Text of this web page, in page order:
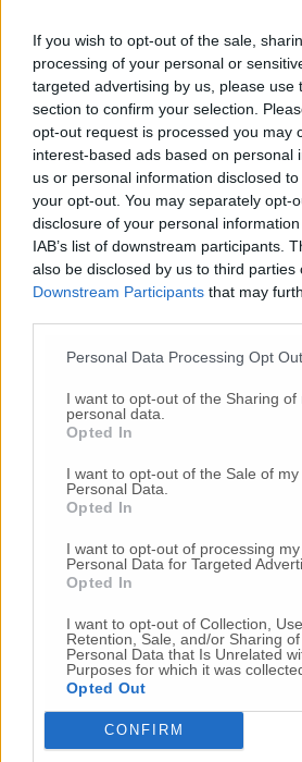
If you wish to opt-out of the sale,
processing of your personal or
targeted advertising by us, please use
section to confirm your selection.
opt-out request is processed you may
interest-based ads based on personal
us or personal information disclosed
your opt-out. You may separately opt-
disclosure of your personal
IAB’s list of downstream participants.
also be disclosed by us to third parties
Downstream Participants that may
Personal Data Processing Opt
I want to opt-out of the Sharing of
personal data.
Opted In
I want to opt-out of the Sale of my
Personal Data.
Opted In
I want to opt-out of processing my
Personal Data for Targeted
Opted In
I want to opt-out of Collection, Use,
Retention, Sale, and/or Sharing
Personal Data that Is Unrelated
Purposes for which it was
Opted Out
CONFIRM
sentimenti, le attese, le
lungo, radicato e duraturo
di confrontarsi con
confrontarsi. L’anno che
verrà l’anno. Buone feste»
Latini
Sandro Antonelli
A chi legge tra le righe il
campo nella corsa alla
consultazione popolare e
movimenti come candidato
Amministrative 2024 di
momento gli impegni
non sono in discussione».